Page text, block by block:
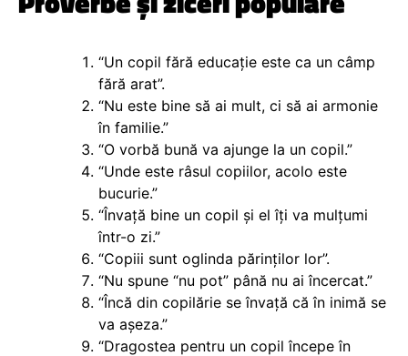
“Un copil fără educație este ca un câmp
fără arat”.
“Nu este bine să ai mult, ci să ai armonie
în familie.”
“O vorbă bună va ajunge la un copil.”
“Unde este râsul copiilor, acolo este
bucurie.”
“Învață bine un copil și el îți va mulțumi
într-o zi.”
“Copiii sunt oglinda părinților lor”.
“Nu spune “nu pot” până nu ai încercat.”
“Încă din copilărie se învață că în inimă se
va așeza.”
“Dragostea pentru un copil începe în